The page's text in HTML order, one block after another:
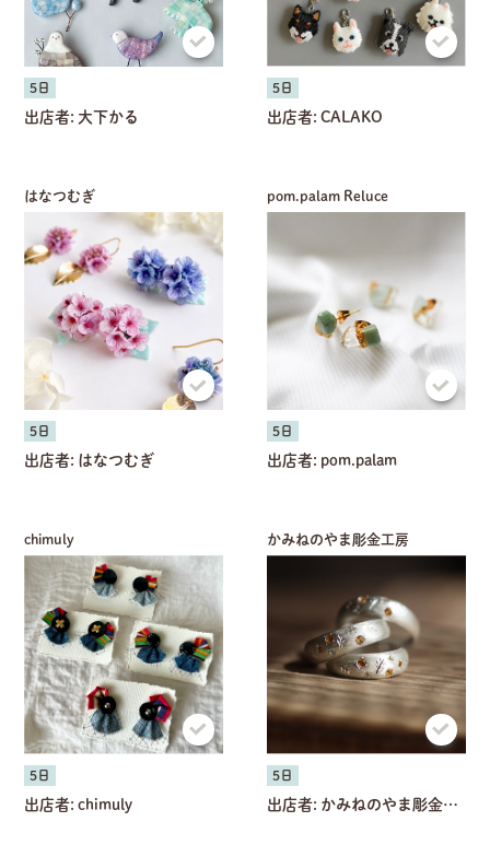
5日
出店者: 大下かる
5日
出店者: CALAKO
はなつむぎ
5日
出店者: はなつむぎ
pom.palam Reluce
5日
出店者: pom.palam
chimuly
5日
出店者: chimuly
かみねのやま彫金工房
5日
出店者: かみねのやま彫金工房